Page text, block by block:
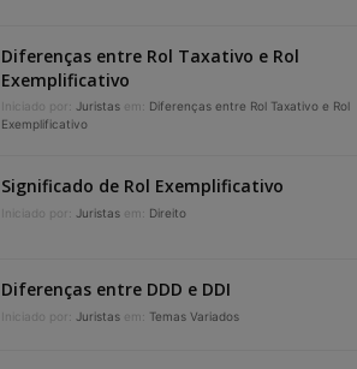
Diferenças entre Rol Taxativo e Rol
Exemplificativo
Iniciado por: Juristas em: Diferenças entre Rol Taxativo e Rol
Exemplificativo
Significado de Rol Exemplificativo
Iniciado por: Juristas em: Direito
Diferenças entre DDD e DDI
Iniciado por: Juristas em: Temas Variados